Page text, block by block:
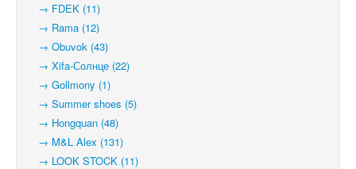
→ FDEK (11)
→ Rama (12)
→ Obuvok (43)
→ Xifa-Солнце (22)
→ Gollmony (1)
→ Summer shoes (5)
→ Hongquan (48)
→ M&L Alex (131)
→ LOOK STOCK (11)